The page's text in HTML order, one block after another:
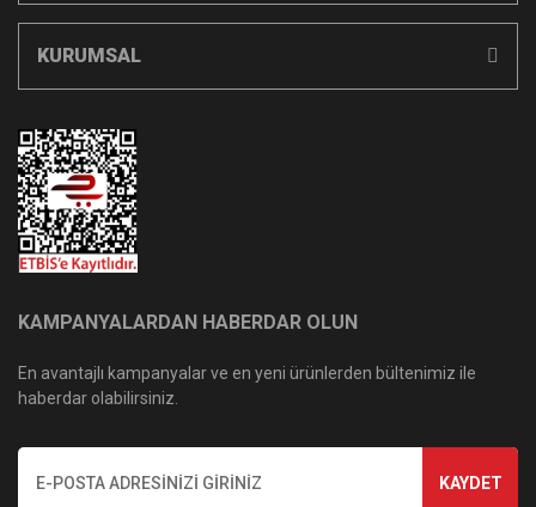
KURUMSAL
KAMPANYALARDAN HABERDAR OLUN
En avantajlı kampanyalar ve en yeni ürünlerden bültenimiz ile
haberdar olabilirsiniz.
KAYDET